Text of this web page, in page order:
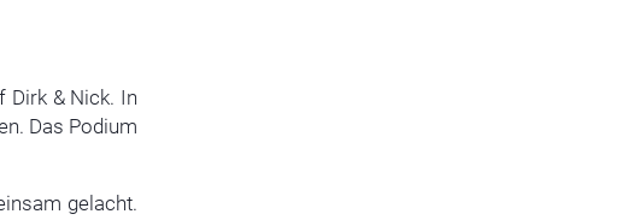
Dirk & Nick. In
Das Podium
gelacht.